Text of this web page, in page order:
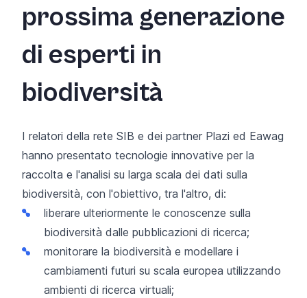
prossima generazione
di esperti in
biodiversità
I relatori della rete SIB e dei partner Plazi ed Eawag
hanno presentato tecnologie innovative per la
raccolta e l'analisi su larga scala dei dati sulla
biodiversità, con l'obiettivo, tra l'altro, di:
liberare ulteriormente le conoscenze sulla
biodiversità dalle pubblicazioni di ricerca;
monitorare la biodiversità e modellare i
cambiamenti futuri su scala europea utilizzando
ambienti di ricerca virtuali;